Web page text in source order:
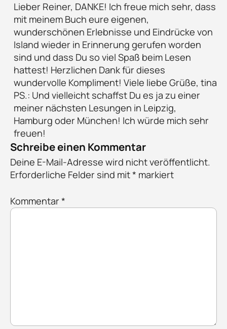
Lieber Reiner, DANKE! Ich freue mich sehr, dass
mit meinem Buch eure eigenen,
wunderschönen Erlebnisse und Eindrücke von
Island wieder in Erinnerung gerufen worden
sind und dass Du so viel Spaß beim Lesen
hattest! Herzlichen Dank für dieses
wundervolle Kompliment! Viele liebe Grüße, tina
PS.: Und vielleicht schaffst Du es ja zu einer
meiner nächsten Lesungen in Leipzig,
Hamburg oder München! Ich würde mich sehr
freuen!
Schreibe einen Kommentar
Deine E-Mail-Adresse wird nicht veröffentlicht.
Erforderliche Felder sind mit* markiert
Kommentar *